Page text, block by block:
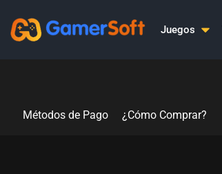
Juegos
Métodos de Pago ¿Cómo Comprar?